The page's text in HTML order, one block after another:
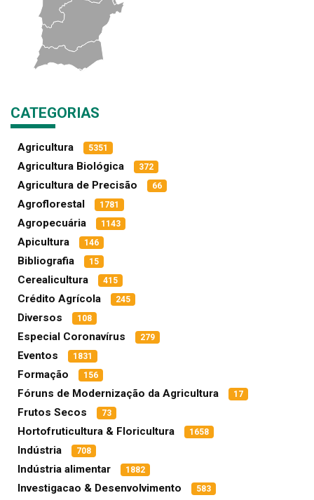
CATEGORIAS
Agricultura 5351
Agricultura Biológica 372
Agricultura de Precisão 66
Agroflorestal 1781
Agropecuária 1143
Apicultura 146
Bibliografia 15
Cerealicultura 415
Crédito Agrícola 245
Diversos 108
Especial Coronavírus 279
Eventos 1831
Formação 156
Fóruns de Modernização da Agricultura 17
Frutos Secos 73
Hortofruticultura & Floricultura 1658
Indústria 708
Indústria alimentar 1882
Investigacao & Desenvolvimento 583